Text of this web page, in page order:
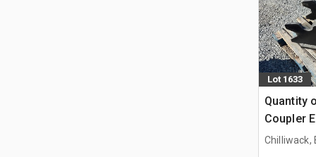
Lot 1633
Quantity
Coupler
Chilliwack,